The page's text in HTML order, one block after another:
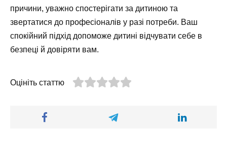
причини, уважно спостерігати за дитиною та
звертатися до професіоналів у разі потреби. Ваш
спокійний підхід допоможе дитині відчувати себе в
безпеці й довіряти вам.
Оцініть статтю